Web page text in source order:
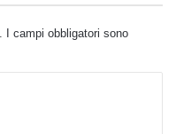
I campi obbligatori sono